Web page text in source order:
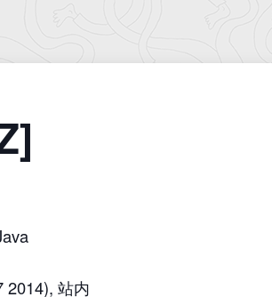
2014), 站内